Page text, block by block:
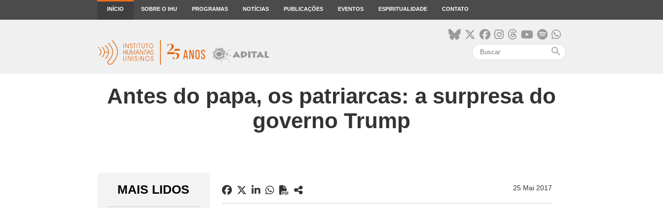
INÍCIO SOBRE O IHU PROGRAMAS NOTÍCIAS PUBLICAÇÕES EVENTOS ESPIRITUALIDADE CONTATO
search
Antes do papa, os patriarcas: a surpresa do
governo Trump
MAIS LIDOS 25 Mai 2017